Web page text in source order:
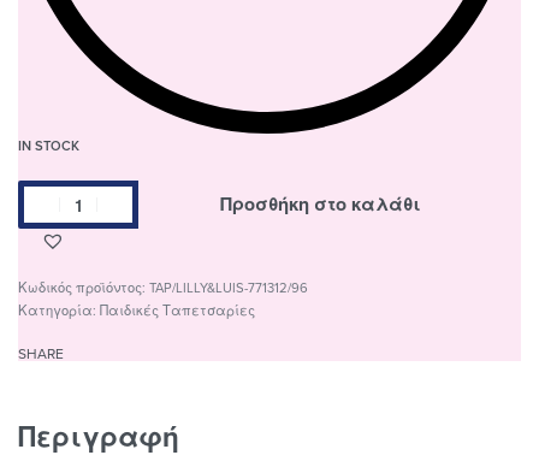
IN STOCK
Προσθήκη στο καλάθι
TAP/LILLY&LUIS-771312/96
Κατηγορία:
Παιδικές Ταπετσαρίες
SHARE
Περιγραφή